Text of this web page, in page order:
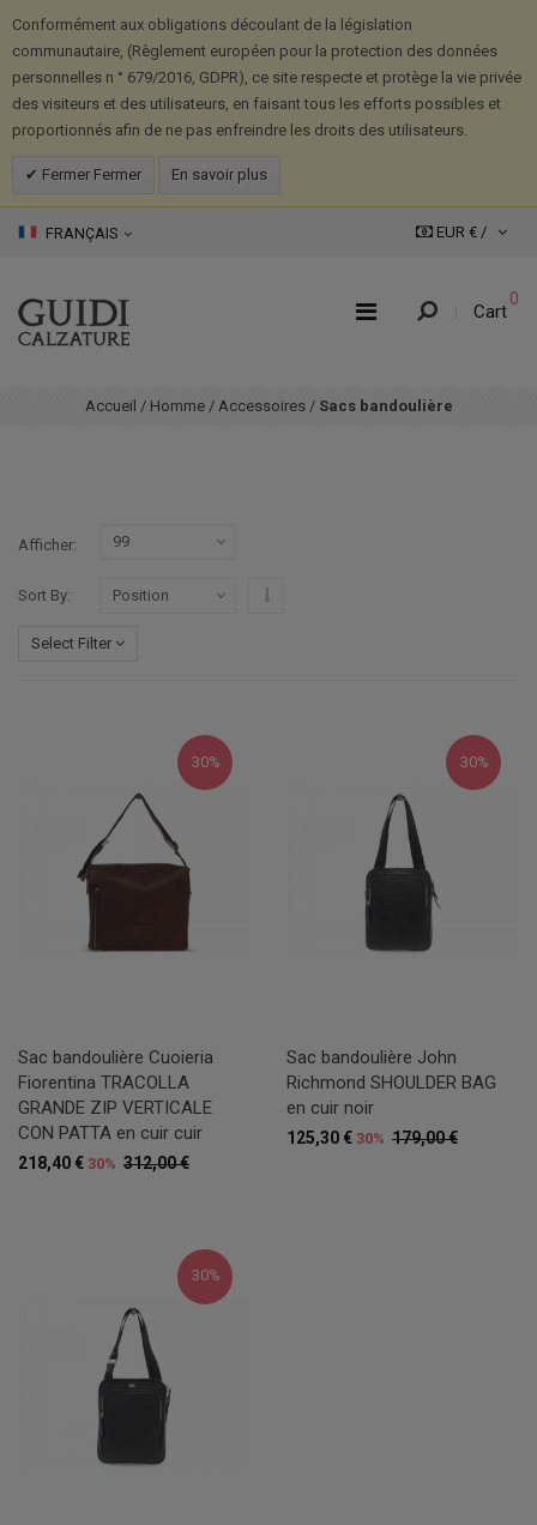
Conformément aux obligations découlant de la législation
communautaire, (Règlement européen pour la protection des données
personnelles n ° 679/2016, GDPR), ce site respecte et protège la vie privée
des visiteurs et des utilisateurs, en faisant tous les efforts possibles et
proportionnés afin de ne pas enfreindre les droits des utilisateurs.
Fermer Fermer En savoir plus
FRANÇAIS EUR € /
Cart
0
Accueil / Homme / Accessoires / Sacs bandoulière
Afficher
Sort By
Select Filter
30%
Sac bandoulière Cuoieria
Fiorentina TRACOLLA
GRANDE ZIP VERTICALE
CON PATTA en cuir cuir
312,00 €
218,40 € 30%
30%
Sac bandoulière John
Richmond SHOULDER BAG
en cuir noir
179,00 €
125,30 € 30%
30%